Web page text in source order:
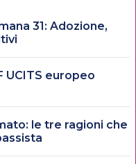
31: Adozione,
UCITS europeo
le tre ragioni che